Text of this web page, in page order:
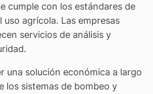
cumple con los estándares de
agrícola. Las empresas
servicios de análisis y
una solución económica a largo
los sistemas de bombeo y